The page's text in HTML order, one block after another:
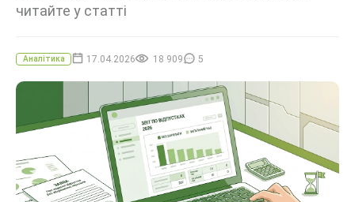
читайте у статті
Аналітика 17.04.2026 18 909 5